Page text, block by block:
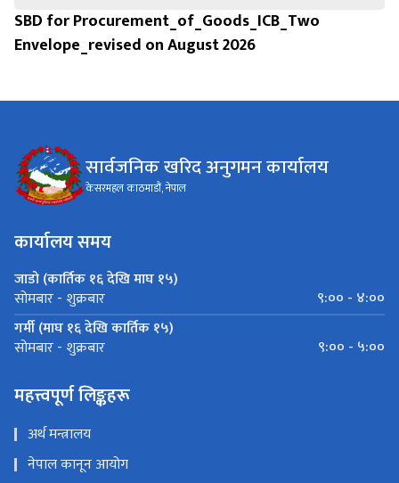
SBD for Procurement_of_Goods_ICB_Two
Envelope_revised on August 2026
सार्वजनिक खरिद अनुगमन कार्यालय
केसरमहल काठमाडौं, नेपाल
कार्यालय समय
जाडो (कार्तिक १६ देखि माघ १५)
सोमबार - शुक्रबार
९:०० - ४:००
गर्मी (माघ १६ देखि कार्तिक १५)
सोमबार - शुक्रबार ९:०० - ५:००
महत्त्वपूर्ण लिङ्कहरू
अर्थ मन्त्रालय
नेपाल कानून आयोग